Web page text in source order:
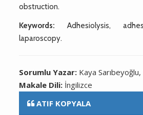
obstruction.
Keywords: Adhesiolysis,
laparoscopy.
Sorumlu Yazar: Kaya
Makale Dili: İngilizce
ATIF KOPYALA